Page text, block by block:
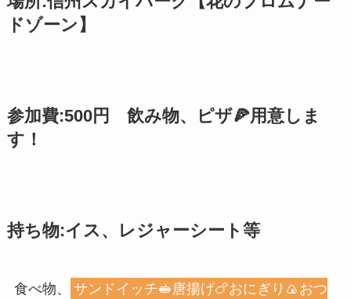
ドゾーン】
参加費:500円 飲み物、ピザ🍕用意しま
す！
持ち物:イス、レジャーシート等
食べ物、
サンドイッチ🥪唐揚げ🍗おにぎり🍙おつ